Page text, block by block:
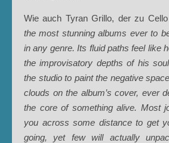
Wie auch Tyran Grillo, der zu
the most stunning albums ever to
in any genre. Its fluid paths feel like
the improvisatory depths of his
the studio to paint the negative
clouds on the album’s cover, ever
the core of something alive. Most
you across some distance to get
going, yet few will actually